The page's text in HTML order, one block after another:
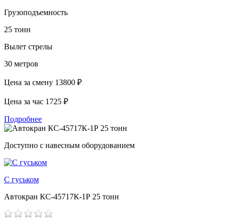
Грузоподъемность
25 тонн
Вылет стрелы
30 метров
Цена за смену 13800 ₽
Цена за час 1725 ₽
Подробнее
Доступно с навесным оборудованием
С гуськом
Автокран КС-45717К-1Р 25 тонн